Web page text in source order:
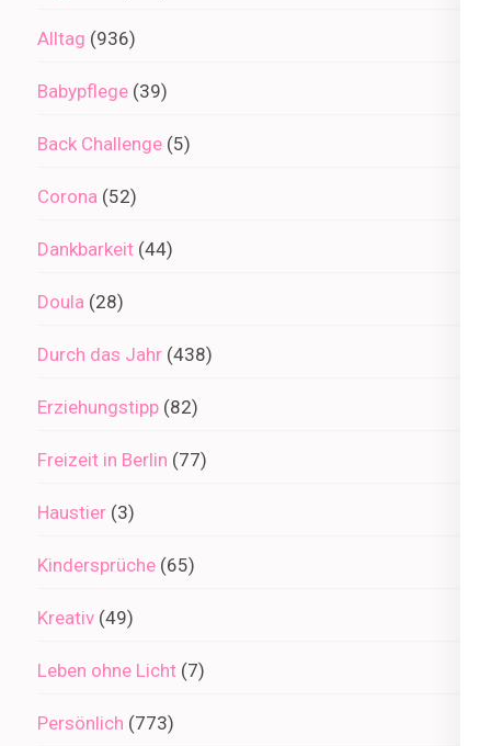
Alltag (936)
Babypflege (39)
Back Challenge (5)
Corona (52)
Dankbarkeit (44)
Doula (28)
Durch das Jahr (438)
Erziehungstipp (82)
Freizeit in Berlin (77)
Haustier (3)
Kindersprüche (65)
Kreativ (49)
Leben ohne Licht (7)
Persönlich (773)